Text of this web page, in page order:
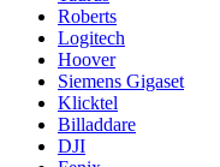
Roberts
Logitech
Hoover
Siemens Gigaset
Klicktel
Billaddare
DJI